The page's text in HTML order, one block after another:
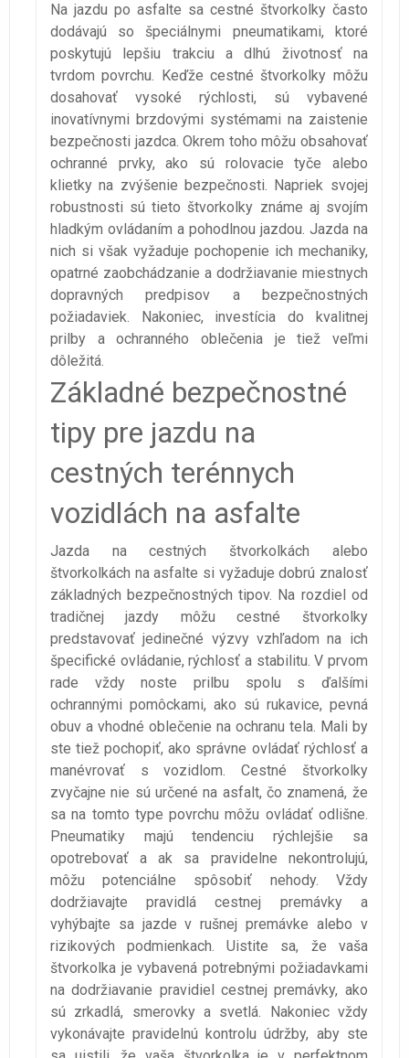
Na jazdu po asfalte sa cestné štvorkolky často
dodávajú so špeciálnymi pneumatikami, ktoré
poskytujú lepšiu trakciu a dlhú životnosť na
tvrdom povrchu. Keďže cestné štvorkolky môžu
dosahovať vysoké rýchlosti, sú vybavené
inovatívnymi brzdovými systémami na zaistenie
bezpečnosti jazdca. Okrem toho môžu obsahovať
ochranné prvky, ako sú rolovacie tyče alebo
klietky na zvýšenie bezpečnosti. Napriek svojej
robustnosti sú tieto štvorkolky známe aj svojím
hladkým ovládaním a pohodlnou jazdou. Jazda na
nich si však vyžaduje pochopenie ich mechaniky,
opatrné zaobchádzanie a dodržiavanie miestnych
dopravných predpisov a bezpečnostných
požiadaviek. Nakoniec, investícia do kvalitnej
prilby a ochranného oblečenia je tiež veľmi
dôležitá.
Základné bezpečnostné
tipy pre jazdu na
cestných terénnych
vozidlách na asfalte
Jazda na cestných štvorkolkách alebo
štvorkolkách na asfalte si vyžaduje dobrú znalosť
základných bezpečnostných tipov. Na rozdiel od
tradičnej jazdy môžu cestné štvorkolky
predstavovať jedinečné výzvy vzhľadom na ich
špecifické ovládanie, rýchlosť a stabilitu. V prvom
rade vždy noste prilbu spolu s ďalšími
ochrannými pomôckami, ako sú rukavice, pevná
obuv a vhodné oblečenie na ochranu tela. Mali by
ste tiež pochopiť, ako správne ovládať rýchlosť a
manévrovať s vozidlom. Cestné štvorkolky
zvyčajne nie sú určené na asfalt, čo znamená, že
sa na tomto type povrchu môžu ovládať odlišne.
Pneumatiky majú tendenciu rýchlejšie sa
opotrebovať a ak sa pravidelne nekontrolujú,
môžu potenciálne spôsobiť nehody. Vždy
dodržiavajte pravidlá cestnej premávky a
vyhýbajte sa jazde v rušnej premávke alebo v
rizikových podmienkach. Uistite sa, že vaša
štvorkolka je vybavená potrebnými požiadavkami
na dodržiavanie pravidiel cestnej premávky, ako
sú zrkadlá, smerovky a svetlá. Nakoniec vždy
vykonávajte pravidelnú kontrolu údržby, aby ste